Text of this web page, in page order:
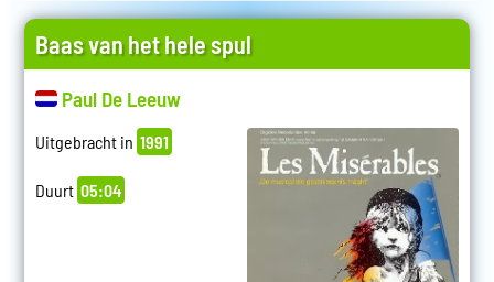
Baas van het hele spul
Paul De Leeuw
Uitgebracht in 1991
Duurt 05:04